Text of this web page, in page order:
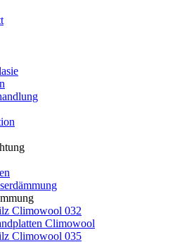
Climowool 032
Climowool
Climowool 035